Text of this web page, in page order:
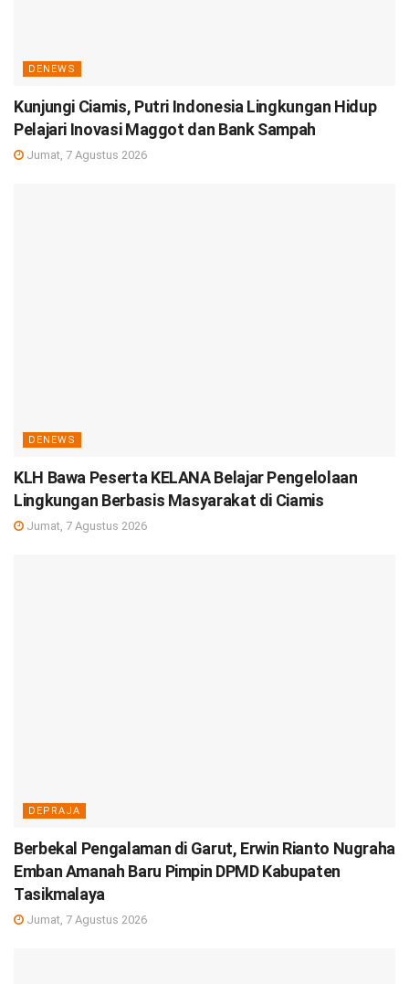
DENEWS
Kunjungi Ciamis, Putri Indonesia Lingkungan Hidup
Pelajari Inovasi Maggot dan Bank Sampah
Jumat, 7 Agustus 2026
DENEWS
KLH Bawa Peserta KELANA Belajar Pengelolaan
Lingkungan Berbasis Masyarakat di Ciamis
Jumat, 7 Agustus 2026
DEPRAJA
Berbekal Pengalaman di Garut, Erwin Rianto Nugraha
Emban Amanah Baru Pimpin DPMD Kabupaten
Tasikmalaya
Jumat, 7 Agustus 2026